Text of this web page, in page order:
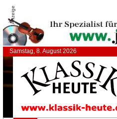
Anzeige
Samstag, 8. August 2026